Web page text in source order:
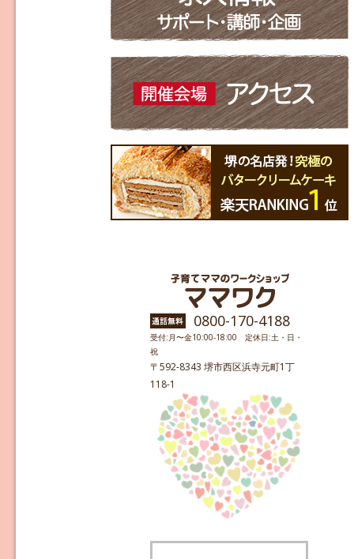
0800-170-4188
受付:月〜金10:00-18:00 定休日:土・日・
祝
〒592-8343 堺市西区浜寺元町1丁
118-1